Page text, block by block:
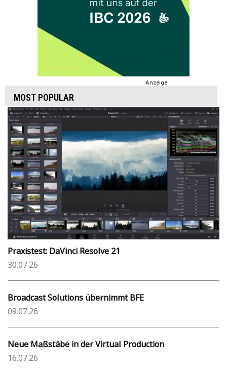
Anzeige
MOST POPULAR
Praxistest: DaVinci Resolve 21
30.07.26
Broadcast Solutions übernimmt BFE
09.07.26
Neue Maßstäbe in der Virtual Production
16.07.26